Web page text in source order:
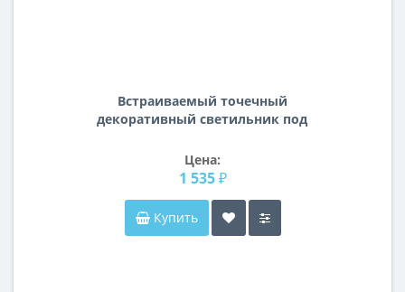
Встраиваемый точечный
декоративный светильник под
лампы Spira Lightstar 006400
Цена:
1 535 ₽
Купить